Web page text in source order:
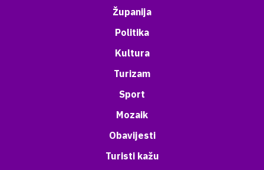
Županija
Politika
Kultura
Turizam
Sport
Mozaik
Obavijesti
Turisti kažu